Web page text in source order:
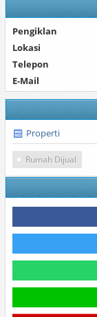
Pengiklan
Lokasi
Telepon
E-Mail
Properti
Rumah Dijual